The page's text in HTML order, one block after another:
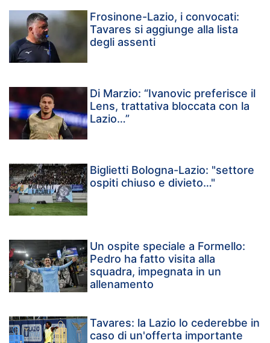
Frosinone-Lazio, i convocati:
Tavares si aggiunge alla lista
degli assenti
Di Marzio: “Ivanovic preferisce il
Lens, trattativa bloccata con la
Lazio…”
Biglietti Bologna-Lazio: "settore
ospiti chiuso e divieto…"
Un ospite speciale a Formello:
Pedro ha fatto visita alla
squadra, impegnata in un
allenamento
Tavares: la Lazio lo cederebbe in
caso di un'offerta importante